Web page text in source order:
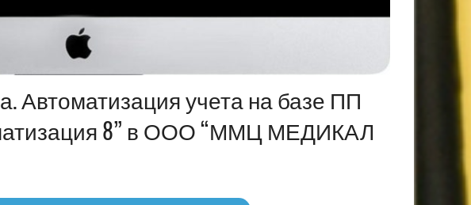
Автоматизация учета на базе ПП
8” в ООО “ММЦ МЕДИКАЛ